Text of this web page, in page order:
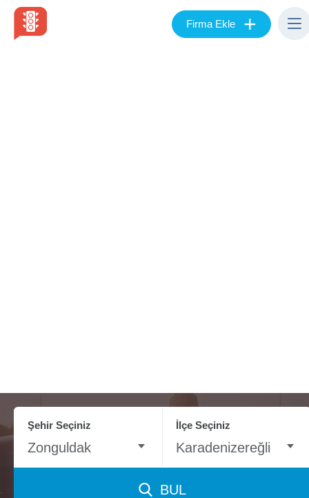
Firma Ekle +
Şehir Seçiniz
Zonguldak
İlçe Seçiniz
Karadenizereğli
BUL